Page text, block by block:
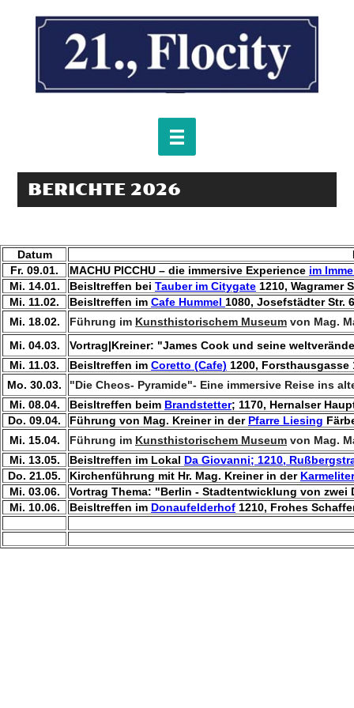
BERICHTE 2026
Datum
Fr. 09.01.
MACHU PICCHU – die immersive Experience im
Mi. 14.01.
Beisltreffen bei Tauber im Citygate 1210, Wagramer
Mi. 11.02.
Beisltreffen im Cafe Hummel 1080, Josefstädter Str.
Mi. 18.02.
Führung im Kunsthistorischem Museum von Mag.
Mi. 04.03.
Vortrag|Kreiner: "James Cook und seine
Mi. 11.03.
Beisltreffen im Coretto (Cafe) 1200, Forsthausgasse
Mo. 30.03.
"Die Cheos- Pyramide"- Eine immersive Reise ins
Mi. 08.04.
Beisltreffen beim Brandstetter; 1170, Hernalser
Do. 09.04.
Führung von Mag. Kreiner in der Pfarre Liesing
Mi. 15.04.
Führung im Kunsthistorischem Museum von Mag.
Mi. 13.05.
Beisltreffen im Lokal Da Giovanni; 1210,
Do. 21.05.
Kirchenführung mit Hr. Mag. Kreiner in der
Mi. 03.06.
Vortrag Thema: "Berlin - Stadtentwicklung von
Mi. 10.06.
Beisltreffen im Donaufelderhof 1210, Frohes